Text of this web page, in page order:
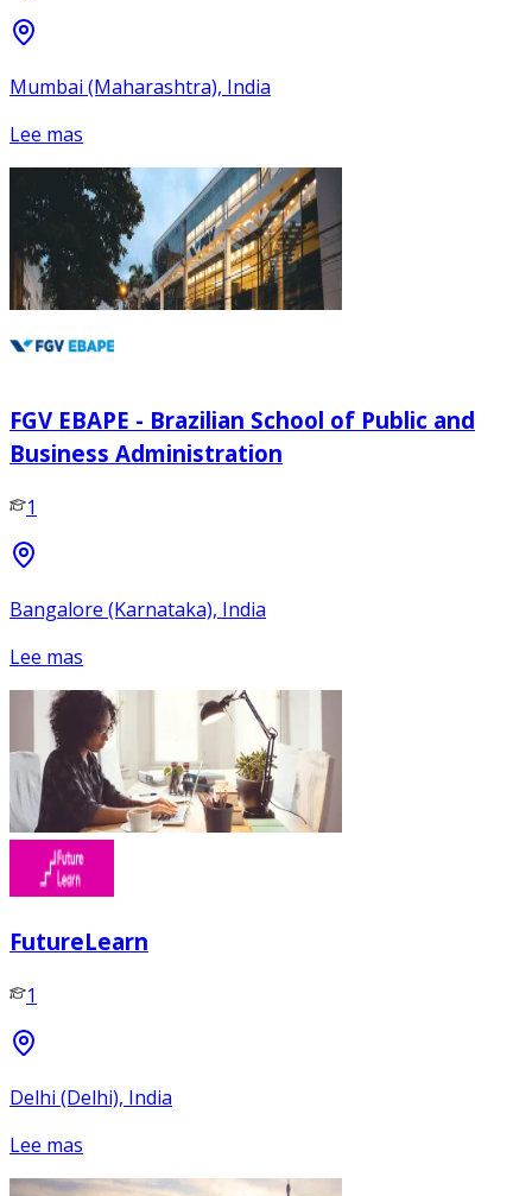
Mumbai (Maharashtra), India
Lee mas
FGV EBAPE - Brazilian School of Public and
Business Administration
1
Bangalore (Karnataka), India
Lee mas
FutureLearn
1
Delhi (Delhi), India
Lee mas